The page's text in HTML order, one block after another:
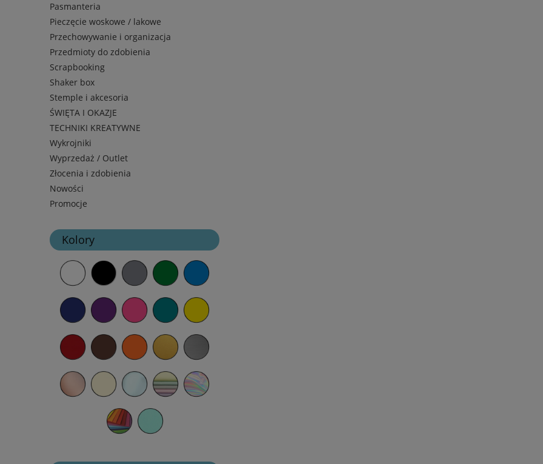
Pasmanteria
Pieczęcie woskowe / lakowe
Przechowywanie i organizacja
Przedmioty do zdobienia
Scrapbooking
Shaker box
Stemple i akcesoria
ŚWIĘTA I OKAZJE
TECHNIKI KREATYWNE
Wykrojniki
Wyprzedaż / Outlet
Złocenia i zdobienia
Nowości
Promocje
Kolory